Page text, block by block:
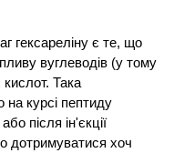
гексареліну є те, що
вуглеводів (у тому
кислот. Така
на курсі пептиду
після ін'єкції
дотримуватися хоч